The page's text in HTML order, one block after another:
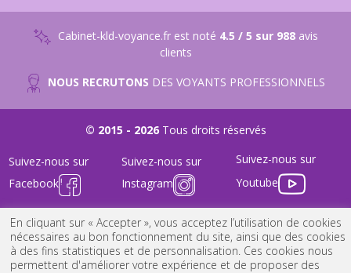
Cabinet-kld-voyance.fr est noté 4.5 / 5 sur 988avis
clients
NOUS RECRUTONS DES VOYANTS PROFESSIONNELS
© 2015 - 2026Tous droits réservés
Suivez-nous sur
Facebook
Suivez-nous sur
Instagram
Suivez-nous sur
Youtube
FAQ - Nous Contacter - Mentions Légales - Conditions générales
En cliquant sur « Accepter », vous acceptez l’utilisation de cookies
nécessaires au bon fonctionnement du site, ainsi que des cookies
à des fins statistiques et de personnalisation. Ces cookies nous
permettent d'améliorer votre expérience et de proposer des